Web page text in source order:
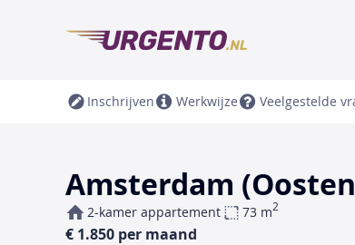
Inschrijven Werkwijze Veelgestelde
Amsterdam
2-kamer appartement 73 m2
€ 1.850 per maand